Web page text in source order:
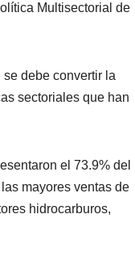
Multisectorial de
debe convertir la
sectoriales que han
el 73.9% del
mayores ventas de
hidrocarburos,